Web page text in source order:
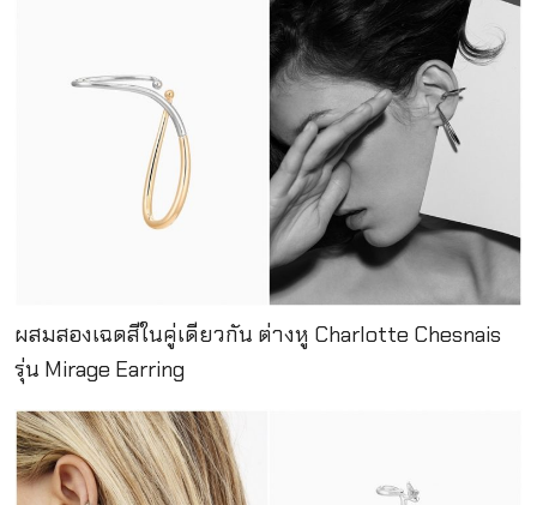
ผสมสองเฉดสีในคู่เดียวกัน ต่างหู Charlotte Chesnais
รุ่น Mirage Earring